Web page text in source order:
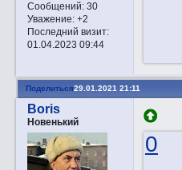
Сообщений:30
Уважение: +2
Последний визит:
01.04.2023 09:44
Поделиться29.01.2021 21:11
Boris
Новенький
0